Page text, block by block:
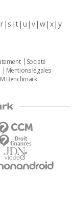
r s t u v w x y
Societé
Mentions légales
Benchmark